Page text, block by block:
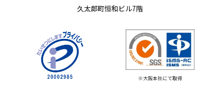
久太郎町恒和ビル7階
※大阪本社にて取得